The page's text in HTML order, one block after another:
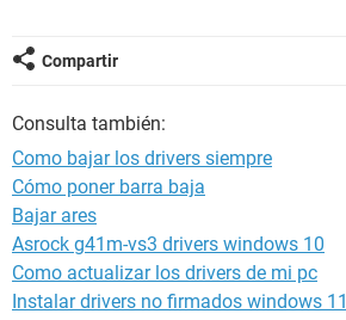
Compartir
Consulta también:
Como bajar los drivers siempre
Cómo poner barra baja
Bajar ares
Asrock g41m-vs3 drivers windows 10
Como actualizar los drivers de mi pc
Instalar drivers no firmados windows 11